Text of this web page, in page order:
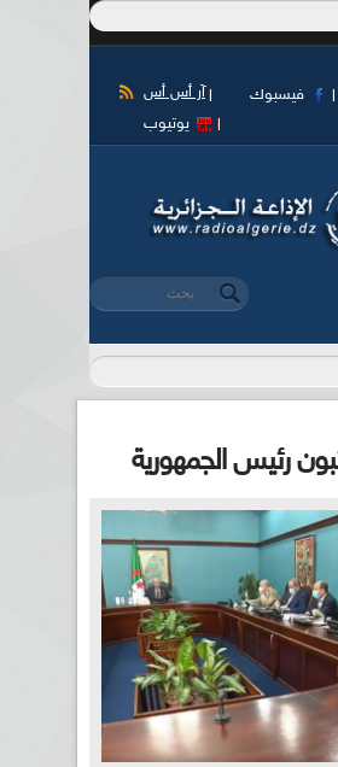
آر أس أس فيسبوك
يوتيوب
استمارة البحث
‏بحث ‏
رئيس الجمهورية